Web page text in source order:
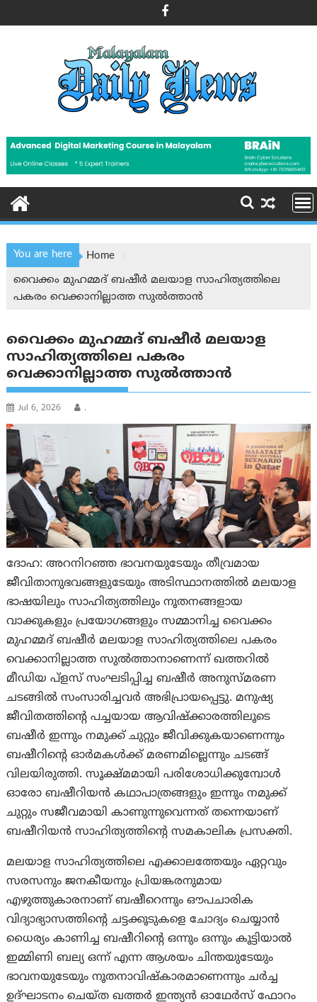
to
You are here
Home
വൈക്കം മുഹമ്മദ് ബഷീര്‍ മലയാള സാഹിത്യത്തിലെ
പകരം വെക്കാനില്ലാത്ത സുല്‍ത്താന്‍
വൈക്കം മുഹമ്മദ് ബഷീര്‍ മലയാള
സാഹിത്യത്തിലെ പകരം
വെക്കാനില്ലാത്ത സുല്‍ത്താന്‍
Jul 6, 2026 .
ദോഹ: അറനിറഞ്ഞ ഭാവനയുടേയും തീവ്രമായ
ജീവിതാനുഭവങ്ങളുടേയും അടിസ്ഥാനത്തില്‍ മലയാള
ഭാഷയിലും സാഹിത്യത്തിലും നൂതനങ്ങളായ
വാക്കുകളും പ്രയോഗങ്ങളും സമ്മാനിച്ച വൈക്കം
മുഹമ്മദ് ബഷീര്‍ മലയാള സാഹിത്യത്തിലെ പകരം
വെക്കാനില്ലാത്ത സുല്‍ത്താനാണെന്ന് ഖത്തറില്‍
മീഡിയ പ്‌ളസ് സംഘടിപ്പിച്ച ബഷീര്‍ അനുസ്മരണ
ചടങ്ങില്‍ സംസാരിച്ചവര്‍ അഭിപ്രായപ്പെട്ടു. മനുഷ്യ
ജീവിതത്തിന്റെ പച്ചയായ ആവിഷ്‌ക്കാരത്തിലൂടെ
ബഷീര്‍ ഇന്നും നമുക്ക് ചുറ്റും ജീവിക്കുകയാണെന്നും
ബഷീറിന്റെ ഓര്‍മകള്‍ക്ക് മരണമില്ലെന്നും ചടങ്ങ്
വിലയിരുത്തി. സൂക്ഷ്മമായി പരിശോധിക്കുമ്പോള്‍
ഓരോ ബഷീറിയന്‍ കഥാപാത്രങ്ങളും ഇന്നും നമുക്ക്
ചുറ്റും സജീവമായി കാണുന്നുവെന്നത് തന്നെയാണ്
ബഷീറിയന്‍ സാഹിത്യത്തിന്റെ സമകാലിക പ്രസക്തി.
മലയാള സാഹിത്യത്തിലെ എക്കാലത്തേയും ഏറ്റവും
സരസനും ജനകീയനും പ്രിയങ്കരനുമായ
എഴുത്തുകാരനാണ് ബഷീറെന്നും ഔപചാരിക
വിദ്യാഭ്യാസത്തിന്റെ ചട്ടക്കൂടുകളെ ചോദ്യം ചെയ്യാന്‍
ധൈര്യം കാണിച്ച ബഷീറിന്റെ ഒന്നും ഒന്നും കൂട്ടിയാല്‍
ഇമ്മിണി ബല്യ ഒന്ന് എന്ന ആശയം ചിന്തയുടേയും
ഭാവനയുടേയും നൂതനാവിഷ്‌കാരമാണെന്നും ചര്‍ച്ച
ഉദ്ഘാടനം ചെയ്ത ഖത്തര്‍ ഇന്ത്യന്‍ ഓഥേര്‍സ് ഫോറം